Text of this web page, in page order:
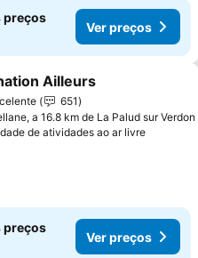
preços
Ver preços
aos favoritos
Ailleurs
651
a 16.8 km de La Palud sur Verdon
de atividades ao ar livreVer
preços
Ver preços